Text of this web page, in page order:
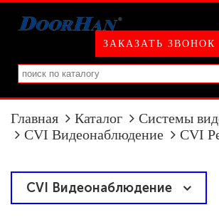
ЗАКАЗАТЬ ЗВОНОК
Главная Каталог
Системы
CVI Видеонаблюдение
CVI
CVI Видеонаблюдение